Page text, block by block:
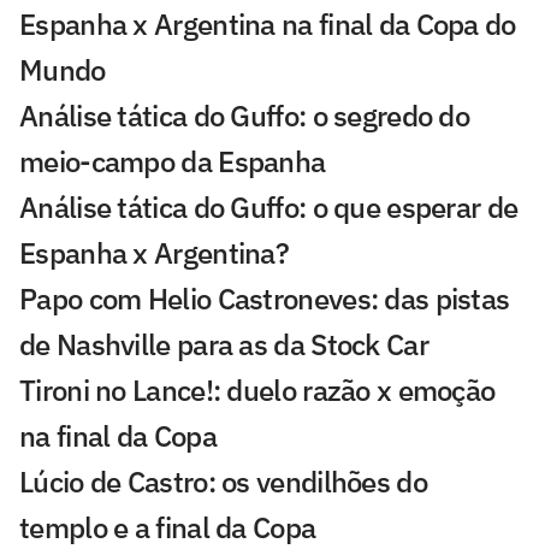
Espanha x Argentina na final da Copa do
Mundo
Análise tática do Guffo: o segredo do
meio-campo da Espanha
Análise tática do Guffo: o que esperar de
Espanha x Argentina?
Papo com Helio Castroneves: das pistas
de Nashville para as da Stock Car
Tironi no Lance!: duelo razão x emoção
na final da Copa
Lúcio de Castro: os vendilhões do
templo e a final da Copa